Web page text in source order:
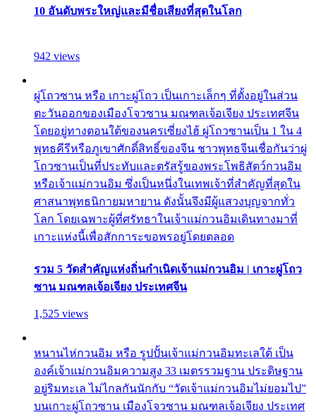
10 อันดับพระใหญ่และมีชื่อเสียงที่สุดในโลก
942 views
ผู่โถวซาน หรือ เกาะผู่โถว เป็นเกาะเล็กๆ ที่ตั้งอยู่ในส่วน
ตะวันออกของเมืองโจวซาน มณฑลเจ้อเจียง ประเทศจีน
โดยอยู่ทางตอนใต้ของนครเซี่ยงไฮ้ ผู่โถวซานเป็น 1 ใน 4
พุทธคีรีหรือภูเขาศักดิ์สิทธิ์ของจีน ชาวพุทธจีนเชื่อกันว่าผู่
โถวซานเป็นที่ประทับและตรัสรู้ของพระโพธิสัตว์กวนอิม
หรือเจ้าแม่กวนอิม ซึ่งเป็นหนึ่งในเทพเจ้าที่สำคัญที่สุดใน
ศาสนาพุทธนิกายมหายาน ดังนั้นจึงมีผู้แสวงบุญจากทั่ว
โลก โดยเฉพาะผู้ที่ศรัทธาในเจ้าแม่กวนอิมเดินทางมาที่
เกาะแห่งนี้เพื่อสักการะขอพรอยู่โดยตลอด
รวม 5 วัดสำคัญแห่งถิ่นกำเนิดเจ้าแม่กวนอิม | เกาะผู่โถว
ซาน มณฑลเจ้อเจียง ประเทศจีน
1,525 views
หนานไห่กวนอิม หรือ รูปปั้นเจ้าแม่กวนอิมทะเลใต้ เป็น
องค์เจ้าแม่กวนอิมความสูง 33 เมตรรวมฐาน ประดิษฐาน
อยู่ริมทะเล ไม่ไกลกันนักกับ “วัดเจ้าแม่กวนอิมไม่ยอมไป”
บนเกาะผู่โถวซาน เมืองโจวซาน มณฑลเจ้อเจียง ประเทศ